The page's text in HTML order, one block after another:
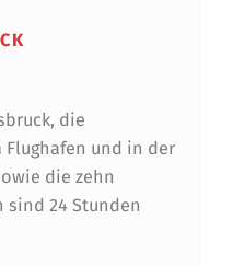
die
und in der
die zehn
sind 24 Stunden